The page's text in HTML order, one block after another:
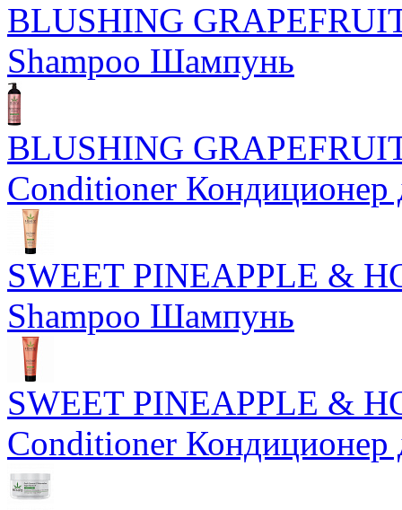
BLUSHING
Shampoo Шампунь
BLUSHING
Conditioner Кондиционер
SWEET PINEAPPLE &
Shampoo Шампунь
SWEET PINEAPPLE &
Conditioner Кондиционер